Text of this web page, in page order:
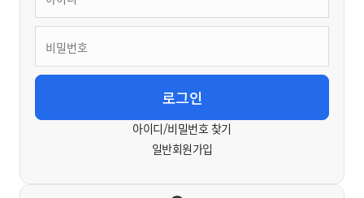
아이디/비밀번호 찾기
일반회원가입